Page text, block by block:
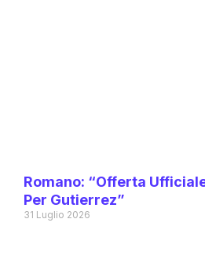
Romano: “Offerta
Per Gutierrez”
31 Luglio 2026